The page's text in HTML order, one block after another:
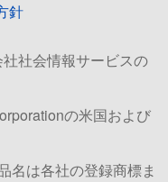
針
社会情報サービスの
の米国および
名は各社の登録商標ま